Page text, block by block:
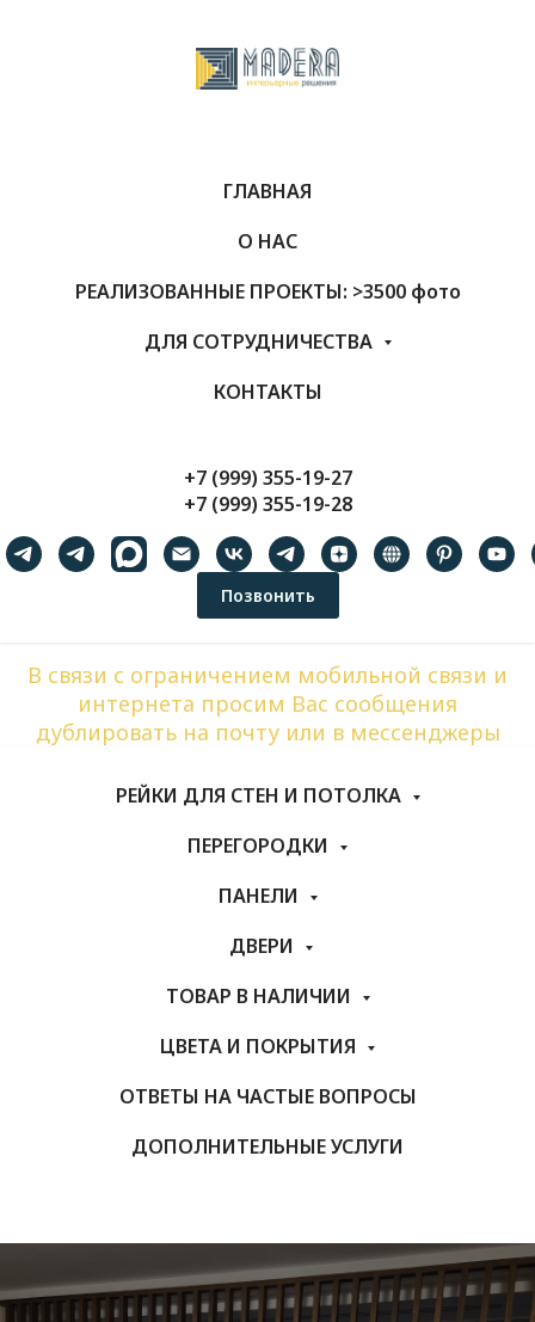
ГЛАВНАЯ
О НАС
РЕАЛИЗОВАННЫЕ ПРОЕКТЫ: >3500 фото
ДЛЯ СОТРУДНИЧЕСТВА
КОНТАКТЫ
+7 (999) 355-19-27
+7 (999) 355-19-28
Позвонить
В связи с ограничением мобильной связи и
интернета просим Вас сообщения
дублировать на почту или в мессенджеры
РЕЙКИ ДЛЯ СТЕН И ПОТОЛКА
ПЕРЕГОРОДКИ
ПАНЕЛИ
ДВЕРИ
ТОВАР В НАЛИЧИИ
ЦВЕТА И ПОКРЫТИЯ
ОТВЕТЫ НА ЧАСТЫЕ ВОПРОСЫ
ДОПОЛНИТЕЛЬНЫЕ УСЛУГИ